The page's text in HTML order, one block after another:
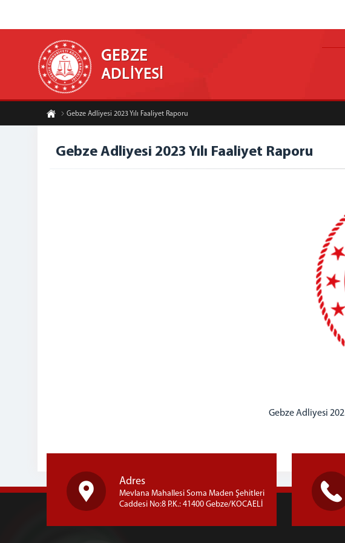
GEBZE
ADLİYESİ
Gebze Adliyesi 2023 Yılı Faaliyet Raporu
Gebze Adliyesi 2023 Yılı Faaliyet Raporu
Gebze Adliyesi
Adres
Mevlana Mahallesi Soma Maden Şehitleri
Caddesi No:8 P.K.: 41400 Gebze/KOCAELİ